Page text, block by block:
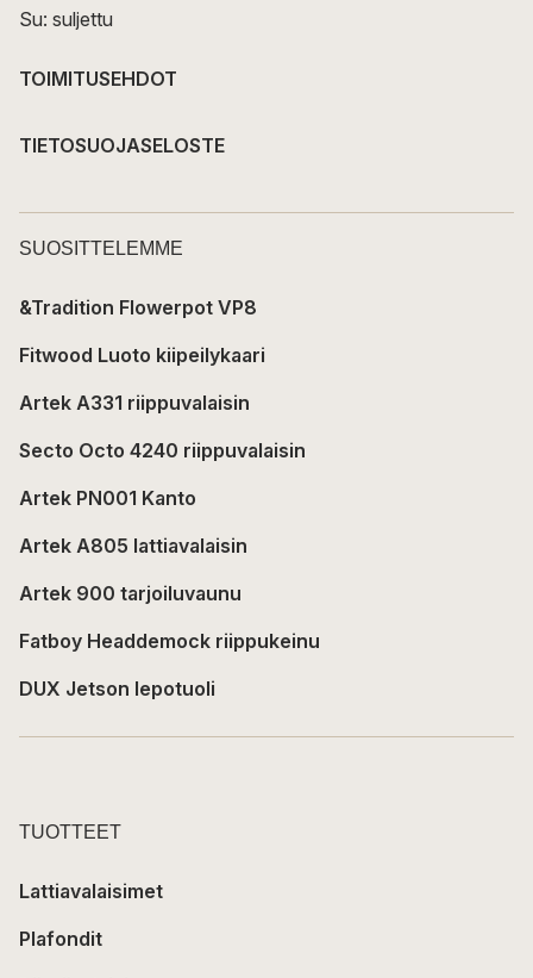
Su: suljettu
TOIMITUSEHDOT
TIETOSUOJASELOSTE
SUOSITTELEMME
&Tradition Flowerpot VP8
Fitwood Luoto kiipeilykaari
Artek A331 riippuvalaisin
Secto Octo 4240 riippuvalaisin
Artek PN001 Kanto
Artek A805 lattiavalaisin
Artek 900 tarjoiluvaunu
Fatboy Headdemock riippukeinu
DUX Jetson lepotuoli
TUOTTEET
Lattiavalaisimet
Plafondit